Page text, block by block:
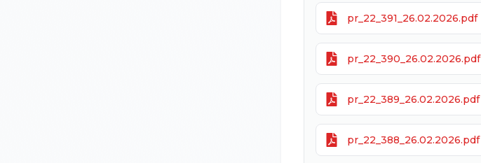
pr_22_391_26.02.2026.pdf
pr_22_390_26.02.2026.pdf
pr_22_389_26.02.2026.pdf
pr_22_388_26.02.2026.pdf